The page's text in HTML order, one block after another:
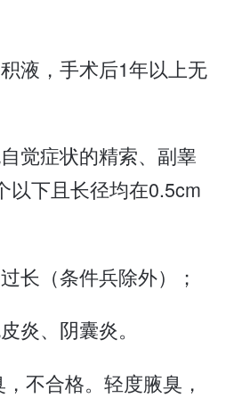
液，手术后1年以上无
觉症状的精索、副睾
以下且长径均在0.5cm
长（条件兵除外）；
炎、阴囊炎。
不合格。轻度腋臭，